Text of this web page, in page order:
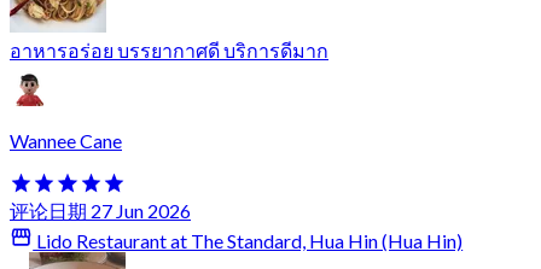
อาหารอร่อย บรรยากาศดี บริการดีมาก
Wannee Cane
评论日期 27 Jun 2026
Lido Restaurant at The Standard, Hua Hin (Hua Hin)